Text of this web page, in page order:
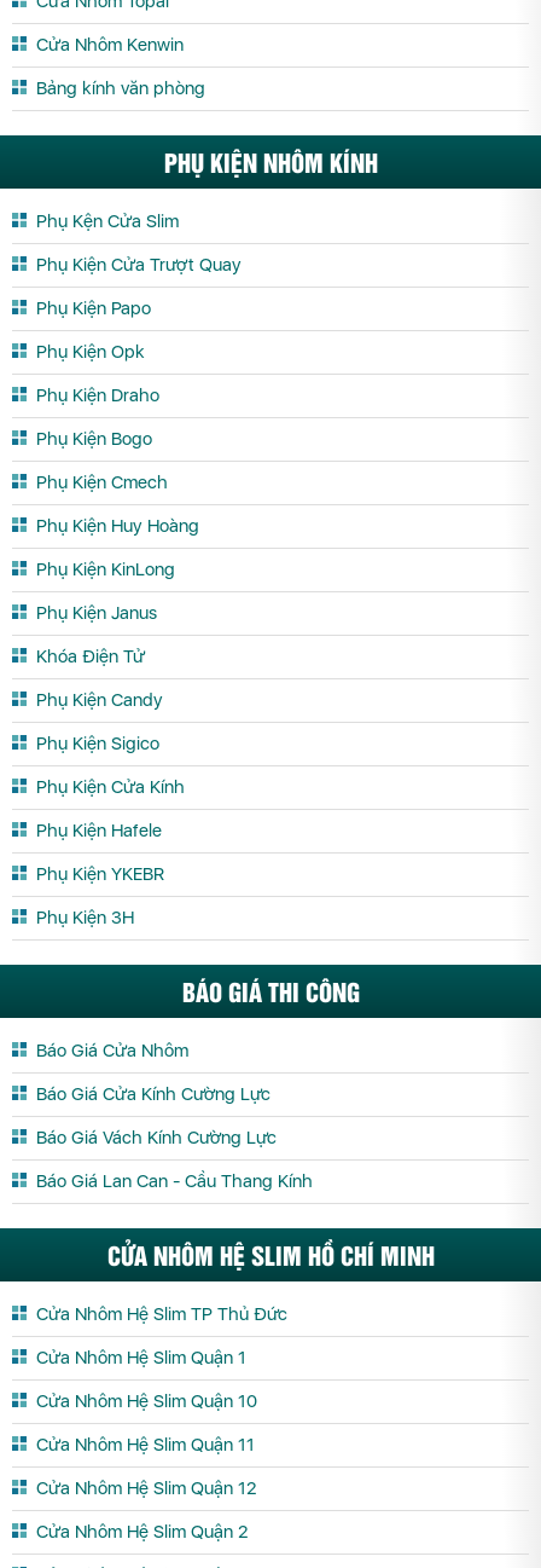
Cửa Nhôm Kenwin
Bảng kính văn phòng
PHỤ KIỆN NHÔM KÍNH
Phụ Kện Cửa Slim
Phụ Kiện Cửa Trượt Quay
Phụ Kiện Papo
Phụ Kiện Opk
Phụ Kiện Draho
Phụ Kiện Bogo
Phụ Kiện Cmech
Phụ Kiện Huy Hoàng
Phụ Kiện KinLong
Phụ Kiện Janus
Khóa Điện Tử
Phụ Kiện Candy
Phụ Kiện Sigico
Phụ Kiện Cửa Kính
Phụ Kiện Hafele
Phụ Kiện YKEBR
Phụ Kiện 3H
BÁO GIÁ THI CÔNG
Báo Giá Cửa Nhôm
Báo Giá Cửa Kính Cường Lực
Báo Giá Vách Kính Cường Lực
Báo Giá Lan Can - Cầu Thang Kính
CỬA NHÔM HỆ SLIM HỒ CHÍ MINH
Cửa Nhôm Hệ Slim TP Thủ Đức
Cửa Nhôm Hệ Slim Quận 1
Cửa Nhôm Hệ Slim Quận 10
Cửa Nhôm Hệ Slim Quận 11
Cửa Nhôm Hệ Slim Quận 12
Cửa Nhôm Hệ Slim Quận 2